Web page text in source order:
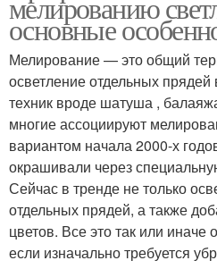
основные
Мелирование — это общий
осветление отдельных
техник вроде шатуша ,
многие ассоциируют
вариантом начала 2000-х
окрашивали через
Сейчас в тренде не только
отдельных прядей, а также
цветов. Все это так или иначе
если изначально требуется